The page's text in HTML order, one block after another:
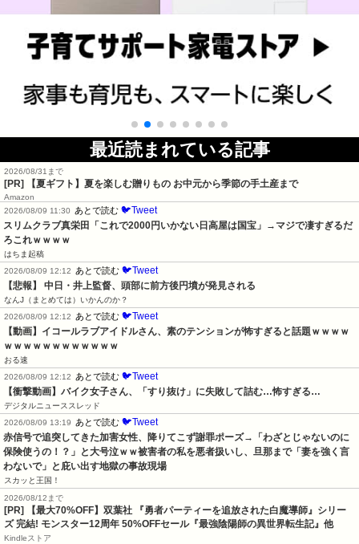
最近読まれている記事
2026/08/31まで
[PR] 【夏ギフト】夏を楽しむ贈りもの お中元から季節の手土産まで
Amazon
2026/08/09 11:30
あとで読む 🐦Tweet
スリムクラブ真栄田「これで2000円いかない日高屋は国宝」→マジで凄すぎるだ
ろこれｗｗｗｗ
はちま起稿
2026/08/09 12:12
あとで読む 🐦Tweet
【悲報】 中日・井上監督、頭部に前方後円墳が発見される
なんJ（まとめては）いかんのか？
2026/08/09 12:12
あとで読む 🐦Tweet
【動画】イコールラブアイドルさん、素のテンションが怖すぎると話題ｗｗｗｗ
ｗｗｗｗｗｗｗｗｗｗｗｗ
おる速
2026/08/09 12:12
あとで読む 🐦Tweet
【衝撃動画】バイク女子さん、「すり抜け」に失敗して詰む…怖すぎる…
デジタルニューススレッド
2026/08/09 13:19
あとで読む 🐦Tweet
赤信号で追突してきた加害女性、降りてこず謝罪ポーズ→「わざとじゃないのに
保険使うの！？」と大号泣ｗｗ被害者の私を悪者扱いし、旦那まで「妻を強く言
わないで」と庇い出す地獄の事故現場
スカッと王国！
2026/08/12まで
[PR] 【最大70%OFF】双葉社 『勇者パーティーを追放された白魔導師』シリー
ズ 完結! モンスター12周年 50%OFFセール『最強陰陽師の異世界転生記』他
Kindleストア